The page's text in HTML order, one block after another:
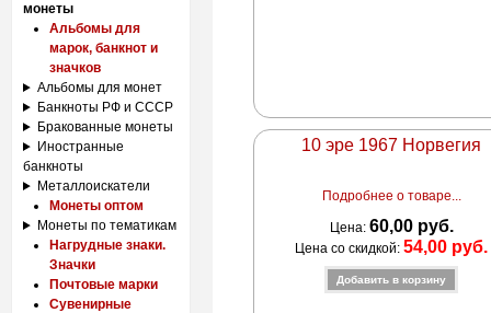
монеты
Альбомы для
марок, банкнот и
значков
Альбомы для монет
Банкноты РФ и СССР
Бракованные монеты
Иностранные
банкноты
Металлоискатели
Монеты оптом
Монеты по тематикам
Нагрудные знаки.
Значки
Почтовые марки
Сувенирные
10 эре 1967 Норвегия
Подробнее о товаре...
Цена: 60,00 руб.
Цена со скидкой:54,00 руб.